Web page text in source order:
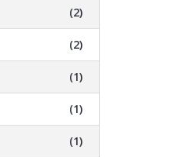
(2)
(2)
(1)
(1)
(1)